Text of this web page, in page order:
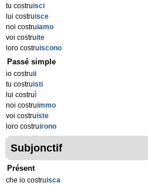
tu costruisci
lui costruisce
noi costruiamo
voi costruite
loro costruiscono
Passé simple
io costruii
tu costruisti
lui costruì
noi costruimmo
voi costruiste
loro costruirono
Subjonctif
Présent
che io costruisca